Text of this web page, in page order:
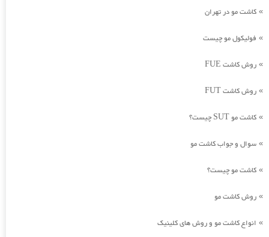
» کاشت مو در تهران
» فولیکول مو چیست
» روش کاشت FUE
» روش کاشت FUT
» کاشت مو SUT چیست؟
» سوال و جواب کاشت مو
» کاشت مو چیست؟
» روش کاشت مو
» انواع کاشت مو و روش های کلینیک